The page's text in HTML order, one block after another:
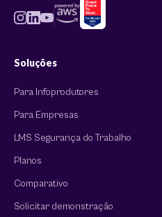
Soluções
Para Infoprodutores
Para Empresas
LMS Segurança do Trabalho
Planos
Comparativo
Solicitar demonstração